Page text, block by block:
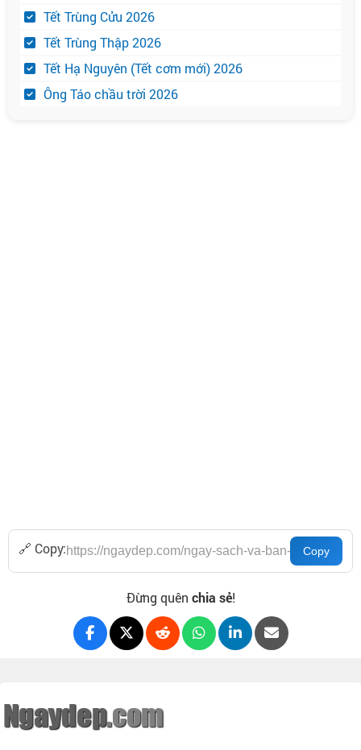
Tết Trùng Cửu 2026
Tết Trùng Thập 2026
Tết Hạ Nguyên (Tết cơm mới) 2026
Ông Táo chầu trời 2026
🔗 Copy:
Đừng quên chia sẻ!